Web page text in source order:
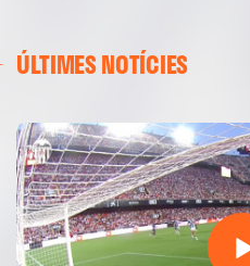
ÚLTIMES NOTÍCIES